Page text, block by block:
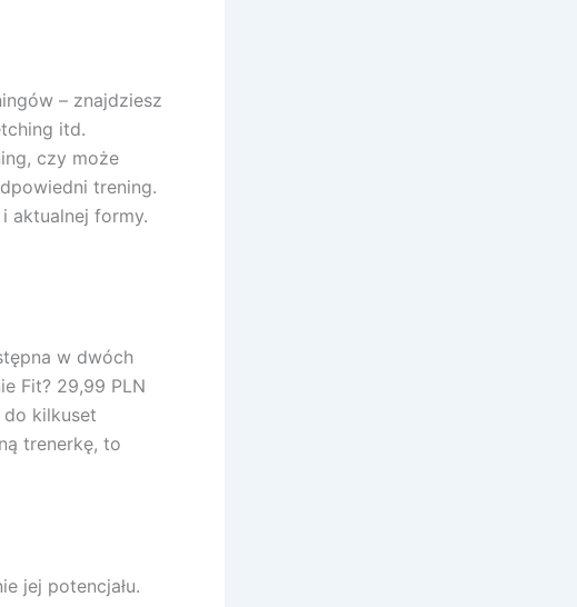
– znajdziesz
itd.
czy może
trening.
aktualnej formy.
w dwóch
Fit? 29,99 PLN
kilkuset
trenerkę, to
jej potencjału.